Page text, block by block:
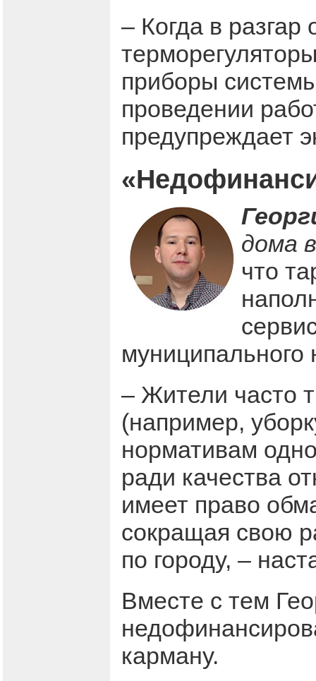
– Когда в разгар
приборы
проведении
предупреждает
дома
что
– Жители часто
(например,
нормативам
ради качества
имеет право
сокращая свою
по городу, –
Вместе с тем
карману.